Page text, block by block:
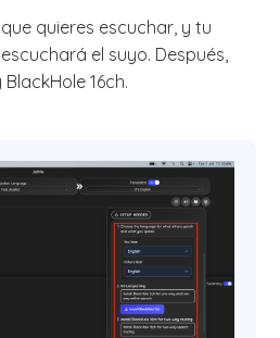
quieres escuchar, y tu
el suyo. Después,
16ch.